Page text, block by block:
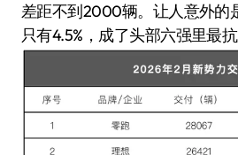
差距不到2000辆。让人意外的
只有4.5%，成了头部六强里最抗